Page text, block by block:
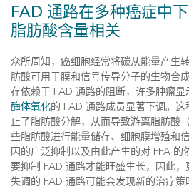
FAD 通路在多种癌症中
脂肪酸含量相关
众所周知，癌细胞经常将碳从能量产生
肪酸可用于膜和信号传导分子的生物合
存依赖于 FAD 通路的阻断，许多肿瘤显
酶体氧化的 FAD 通路成员显著下调。
止了脂肪酸分解，从而导致游离脂肪酸
些脂肪酸进行能量储存、细胞膜增殖和
因的广泛抑制以及由此产生的对 FFA 的
要抑制 FAD 通路才能旺盛生长，因此
失调的 FAD 通路可能会发现新的治疗策